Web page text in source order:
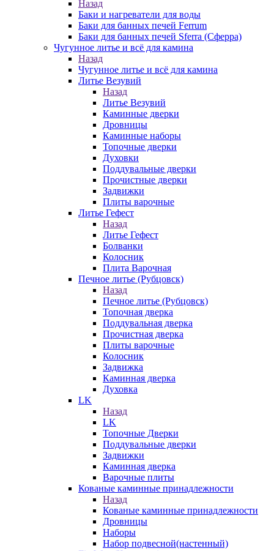
Назад
Баки и нагреватели для воды
Баки для банных печей Ferrum
Баки для банных печей Sferra (Сферра)
Чугунное литье и всё для камина
Назад
Чугунное литье и всё для камина
Литье Везувий
Назад
Литье Везувий
Каминные дверки
Дровницы
Каминные наборы
Топочные дверки
Духовки
Поддувальные дверки
Прочистные дверки
Задвижки
Плиты варочные
Литье Гефест
Назад
Литье Гефест
Болванки
Колосник
Плита Варочная
Печное литье (Рубцовск)
Назад
Печное литье (Рубцовск)
Топочная дверка
Поддувальная дверка
Прочистная дверка
Плиты варочные
Колосник
Задвижка
Каминная дверка
Духовка
LK
Назад
LK
Топочные Дверки
Поддувальные дверки
Задвижки
Каминная дверка
Варочные плиты
Кованые каминные принадлежности
Назад
Кованые каминные принадлежности
Дровницы
Наборы
Набор подвесной(настенный)